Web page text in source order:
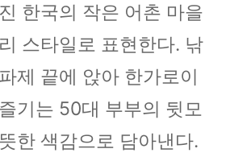
한국의 작은 어촌 마을
스타일로 표현한다. 낚
제 끝에 앉아 한가로이
기는 50대 부부의 뒷모
한 색감으로 담아낸다.